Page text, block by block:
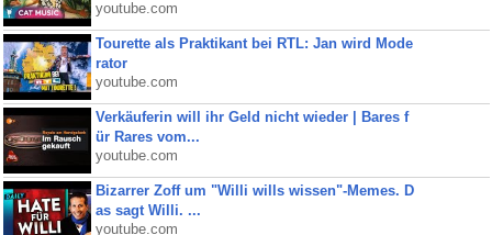
youtube.com
Tourette als Praktikant bei RTL: Jan wird Mode
rator
youtube.com
Verkäuferin will ihr Geld nicht wieder | Bares f
ür Rares vom...
youtube.com
Bizarrer Zoff um "Willi wills wissen"-Memes. D
as sagt Willi. ...
youtube.com